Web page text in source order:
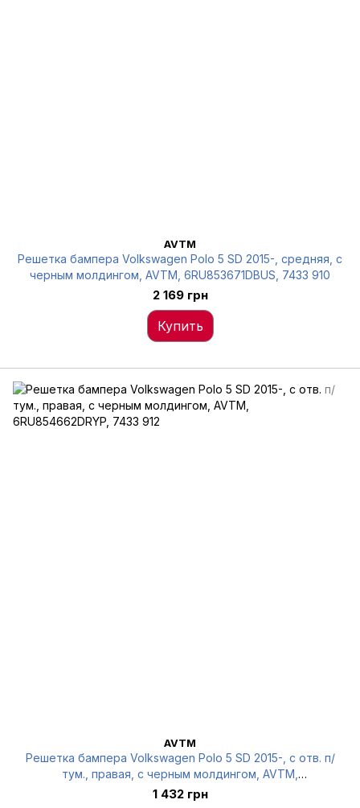
AVTM
Решетка бампера Volkswagen Polo 5 SD 2015-, средняя, с
черным молдингом, AVTM, 6RU853671DBUS, 7433 910
2 169 грн
Купить
AVTM
Решетка бампера Volkswagen Polo 5 SD 2015-, с отв. п/
тум., правая, c черным молдингом, AVTM,
6RU854662DRYP, 7433 912
1 432 грн